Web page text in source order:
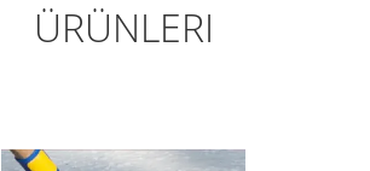
ÜRÜNLERI